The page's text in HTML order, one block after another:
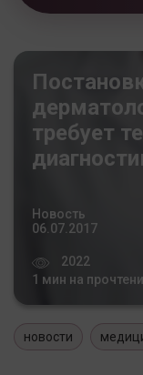
требует
Новость
06.07.2017
2022
1 мин на
новости